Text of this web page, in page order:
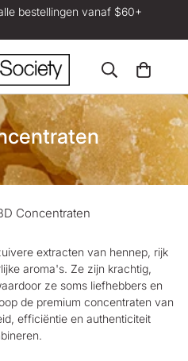
bestellingen vanaf $60+
Concentraten
extracten van hennep, rijk
aroma's. Ze zijn krachtig,
ze soms liefhebbers en
de premium concentraten van
efficiëntie en authenticiteit